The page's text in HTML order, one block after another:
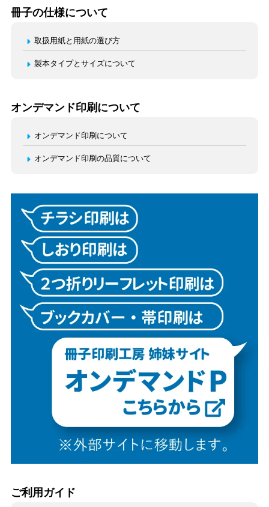
冊子の仕様について
取扱用紙と用紙の選び方
製本タイプとサイズについて
オンデマンド印刷について
オンデマンド印刷について
オンデマンド印刷の品質について
ご利用ガイド